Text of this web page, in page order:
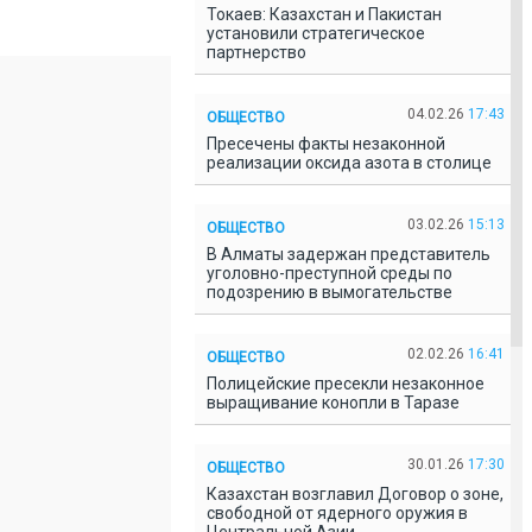
Токаев: Казахстан и Пакистан
установили стратегическое
партнерство
ОБЩЕСТВО 04.02.26 17:43
Пресечены факты незаконной
реализации оксида азота в столице
ОБЩЕСТВО 03.02.26 15:13
В Алматы задержан представитель
уголовно-преступной среды по
подозрению в вымогательстве
ОБЩЕСТВО 02.02.26 16:41
Полицейские пресекли незаконное
выращивание конопли в Таразе
ОБЩЕСТВО 30.01.26 17:30
Казахстан возглавил Договор о зоне,
свободной от ядерного оружия в